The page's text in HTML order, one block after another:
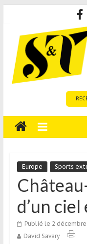
content
Tourisme
est
média
sur
tourisme
sportif
qui
s’adresse
Europe Sports
d’un
Publié le 2 décembre
David Savary